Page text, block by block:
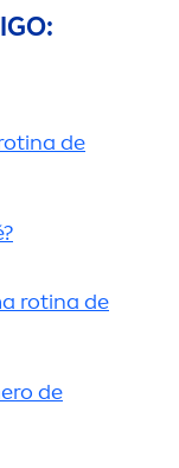
de
rotina de
de